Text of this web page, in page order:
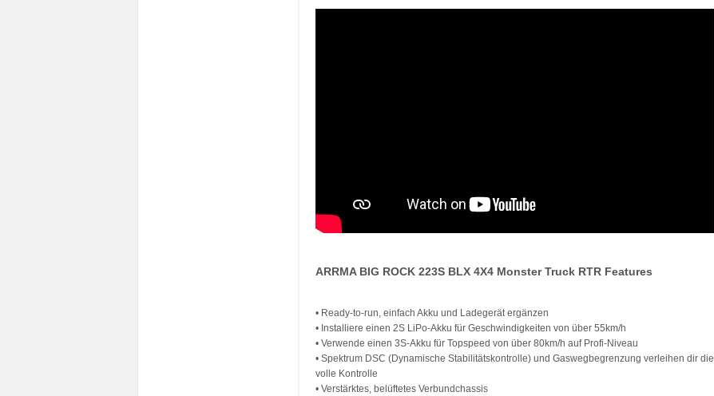
ARRMA BIG ROCK 223S BLX 4X4 Monster Truck RTR Features
• Ready-to-run, einfach Akku und Ladegerät ergänzen
• Installiere einen 2S LiPo-Akku für Geschwindigkeiten von über 55km/h
• Verwende einen 3S-Akku für Topspeed von über 80km/h auf Profi-Niveau
• Spektrum DSC (Dynamische Stabilitätskontrolle) und Gaswegbegrenzung verleihen dir die
volle Kontrolle
• Verstärktes, belüftetes Verbundchassis